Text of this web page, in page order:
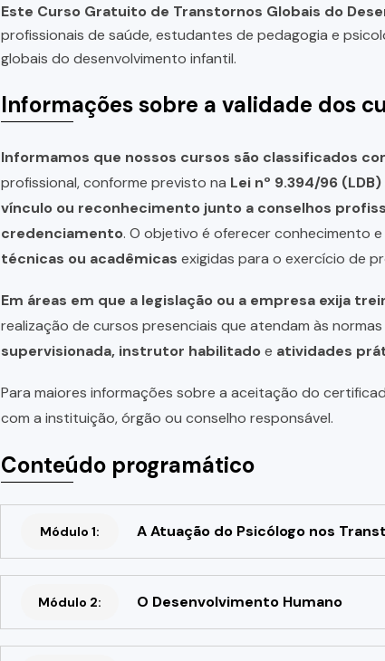
Este Curso Gratuito de Transtornos Globais do
profissionais de saúde, estudantes de pedagogia e
globais do desenvolvimento infantil.
Informações sobre a validade dos
Informamos que nossos cursos são classificados
profissional, conforme previsto na Lei nº 9.394/96 (LDB)
vínculo ou reconhecimento junto a conselhos
credenciamento. O objetivo é oferecer conhecimento
técnicas ou acadêmicas exigidas para o exercício de
Em áreas em que a legislação ou a empresa exija
realização de cursos presenciais que atendam às
supervisionada, instrutor habilitadoe atividades
Para maiores informações sobre a aceitação do
com a instituição, órgão ou conselho responsável.
Conteúdo programático
Módulo 1: A Atuação do Psicólogo nos
Módulo 2: O Desenvolvimento Humano